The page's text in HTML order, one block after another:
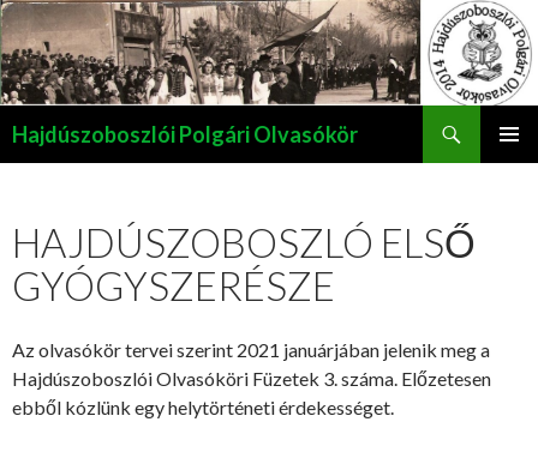
Hajdúszoboszlói Polgári Olvasókör
HAJDÚSZOBOSZLÓ ELSŐ
GYÓGYSZERÉSZE
Az olvasókör tervei szerint 2021 januárjában jelenik meg a
Hajdúszoboszlói Olvasóköri Füzetek 3. száma. Előzetesen
ebből kózlünk egy helytörténeti érdekességet.